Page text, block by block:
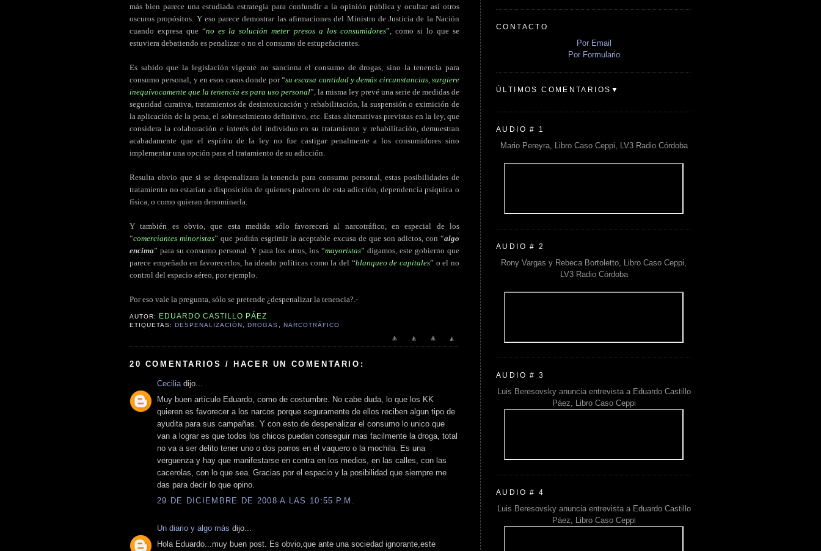
más bien parece una estudiada estrategia para confundir a la opinión pública y ocultar así otros
oscuros propósitos. Y eso parece demostrar las afirmaciones del Ministro de Justicia de la Nación
cuando expresa que “no es la solución meter presos a los consumidores”, como si lo que se
estuviera debatiendo es penalizar o no el consumo de estupefacientes.
Es sabido que la legislación vigente no sanciona el consumo de drogas, sino la tenencia para
consumo personal, y en esos casos donde por “su escasa cantidad y demás circunstancias, surgiere
inequívocamente que la tenencia es para uso personal”, la misma ley prevé una serie de medidas de
seguridad curativa, tratamientos de desintoxicación y rehabilitación, la suspensión o eximición de
la aplicación de la pena, el sobreseimiento definitivo, etc. Estas alternativas previstas en la ley, que
considera la colaboración e interés del individuo en su tratamiento y rehabilitación, demuestran
acabadamente que el espíritu de la ley no fue castigar penalmente a los consumidores sino
implementar una opción para el tratamiento de su adicción.
Resulta obvio que si se despenalizara la tenencia para consumo personal, estas posibilidades de
tratamiento no estarían a disposición de quienes padecen de esta adicción, dependencia psíquica o
física, o como quieran denominarla.
Y también es obvio, que esta medida sólo favorecerá al narcotráfico, en especial de los
“comerciantes minoristas” que podrán esgrimir la aceptable excusa de que son adictos, con “algo
encima” para su consumo personal. Y para los otros, los “mayoristas” digamos, este gobierno que
parece empeñado en favorecerlos, ha ideado políticas como la del “blanqueo de capitales” o el no
control del espacio aéreo, por ejemplo.
Por eso vale la pregunta, sólo se pretende ¿despenalizar la tenencia?.-
AUTOR: EDUARDO CASTILLO PÁEZ
ETIQUETAS:DESPENALIZACIÓN ,DROGAS NARCOTRÁFICO
20 COMENTARIOS / HACER UN COMENTARIO:
Cecilia dijo...
Muy buen artículo Eduardo, como de costumbre. No cabe duda, lo que los KK
quieren es favorecer a los narcos porque seguramente de ellos reciben algun tipo de
ayudita para sus campañas. Y con esto de despenalizar el consumo lo unico que
van a lograr es que todos los chicos puedan conseguir mas facilmente la droga, total
no va a ser delito tener uno o dos porros en el vaquero o la mochila. Es una
verguenza y hay que manifestarse en contra en los medios, en las calles, con las
cacerolas, con lo que sea. Gracias por el espacio y la posibilidad que siempre me
das para decir lo que opino.
29 DE DICIEMBRE DE 2008 A LAS 10:55 P.M.
Un diario y algo más dijo...
Hola Eduardo...muy buen post. Es obvio,que ante una sociedad ignorante,este
CONTACTO
Por Email
Por Formulario
ÚLTIMOS COMENTARIOS▼
AUDIO # 1
Mario Pereyra, Libro Caso Ceppi, LV3 Radio Córdoba
AUDIO # 2
Rony Vargas y Rebeca Bortoletto, Libro Caso Ceppi,
LV3 Radio Córdoba
AUDIO # 3
Luis Beresovsky anuncia entrevista a Eduardo Castillo
Páez, Libro Caso Ceppi
AUDIO # 4
Luis Beresovsky anuncia entrevista a Eduardo Castillo
Páez, Libro Caso Ceppi